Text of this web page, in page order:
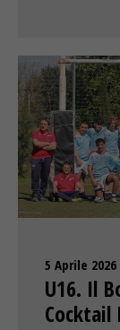
5 Aprile 2026
U16. Il
Cocktail